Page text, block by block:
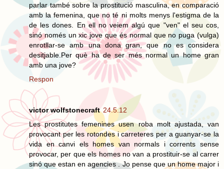
parlar també sobre la prostitució masculina, en comparació
amb la femenina, que no té ni molts menys l'estigma de la
de les dones. En ell no veiem algú que "ven" el seu cos,
sinó només un xic jove que és normal que no puga (vulga)
enrotllar-se amb una dona gran, que no es considera
desitjable.Per què ha de ser més normal un home gran
amb una jove?
Respon
victor wolfstonecraft 24.5.12
Les prostitutes femenines usen roba molt ajustada, van
provocant per les rotondes i carreteres per a guanyar-se la
vida en canvi els homes van normals i corrents sense
provocar, per que els homes no van a prostituir-se al carrer
sinó que estan en agencies . Jo pense que un home major i